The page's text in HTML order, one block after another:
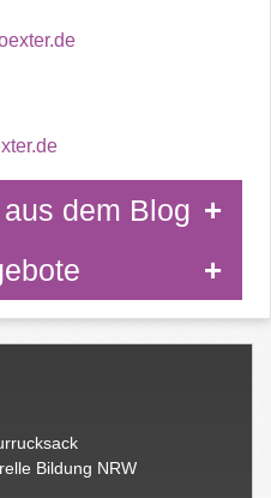
dem Blog
Bildung NRW